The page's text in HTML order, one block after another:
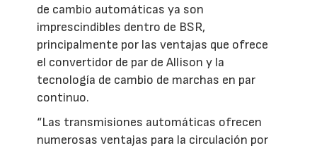
de cambio automáticas ya son
imprescindibles dentro de BSR,
principalmente por las ventajas que ofrece
el convertidor de par de Allison y la
tecnología de cambio de marchas en par
continuo.
“Las transmisiones automáticas ofrecen
numerosas ventajas para la circulación por